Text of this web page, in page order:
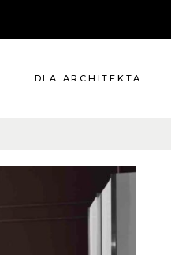
DLA ARCHITEKTA